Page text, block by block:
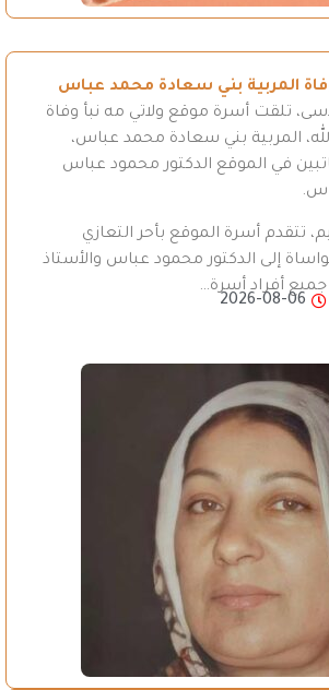
المربية بني سعادة محمد عباس
تلقت أسرة موقع ولاتي مه نبأ وفاة
المربية بني سعادة محمد عباس،
في الموقع الدكتور محمود عباس
تتقدم أسرة الموقع بأحر التعازي
إلى الدكتور محمود عباس والأستاذ
أفراد أسرة…
2026-08-06